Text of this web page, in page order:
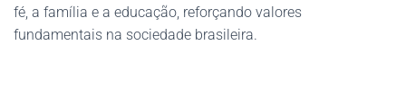
fé, a família e a educação, reforçando valores
fundamentais na sociedade brasileira.